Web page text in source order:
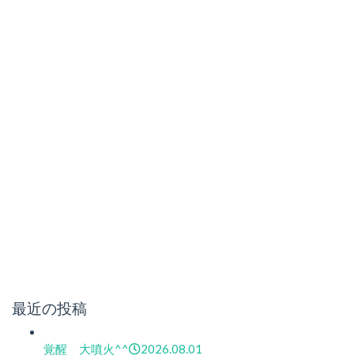
最近の投稿
覚醒 大噴火^^ 2026.08.01